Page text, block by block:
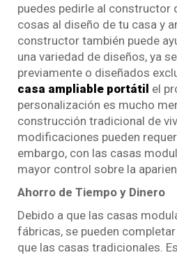
puedes pedirle al constructor
cosas al diseño de tu casa y
constructor también puede
una variedad de diseños, ya
previamente o diseñados
casa ampliable portátil el
personalización es mucho
construcción tradicional de
modificaciones pueden
embargo, con las casas
mayor control sobre la
Ahorro de Tiempo y Dinero
Debido a que las casas
fábricas, se pueden
que las casas tradicionales.